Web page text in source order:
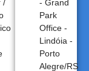
/
- Grand
Park
Office -
Lindóia -
Porto
Alegre/RS